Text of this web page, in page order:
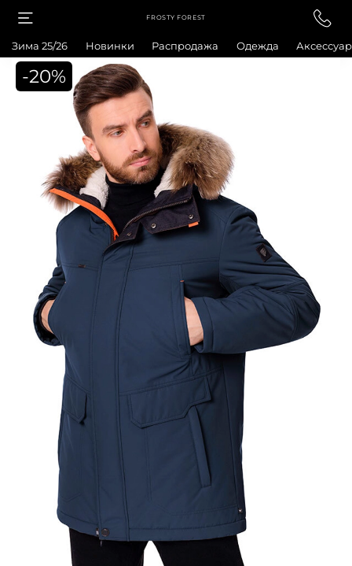
FROSTY FOREST
Зима 25/26 Новинки Распродажа Одежда
-20%